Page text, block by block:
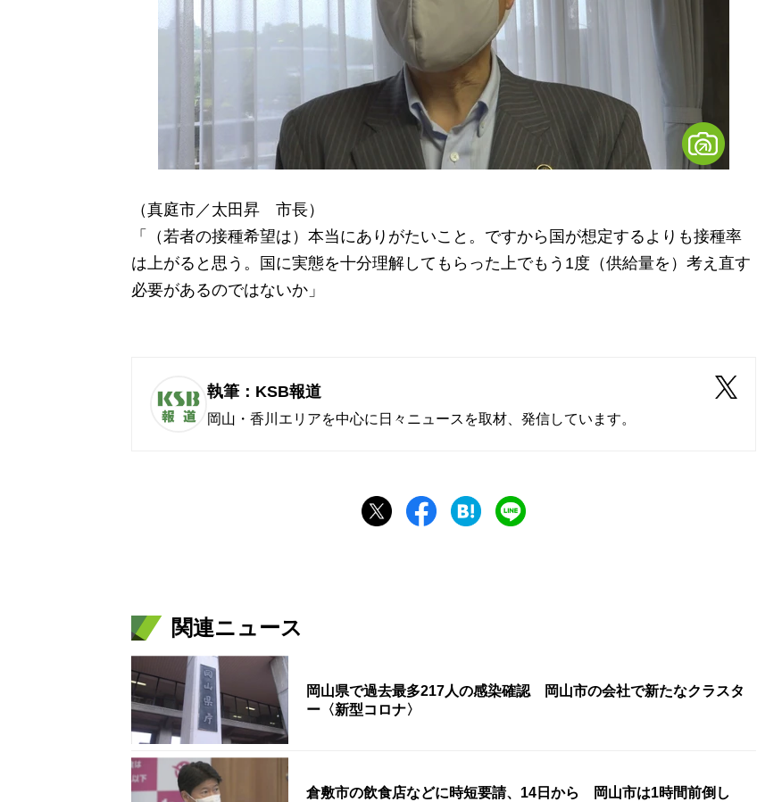
（真庭市／太田昇 市長）
「（若者の接種希望は）本当にありがたいこと。ですから国が想定するよりも接種率
は上がると思う。国に実態を十分理解してもらった上でもう1度（供給量を）考え直す
必要があるのではないか」
執筆：KSB報道
岡山・香川エリアを中心に日々ニュースを取材、発信しています。
関連ニュース
岡山県で過去最多217人の感染確認 岡山市の会社で新たなクラスタ
ー〈新型コロナ〉
倉敷市の飲食店などに時短要請、14日から 岡山市は1時間前倒し